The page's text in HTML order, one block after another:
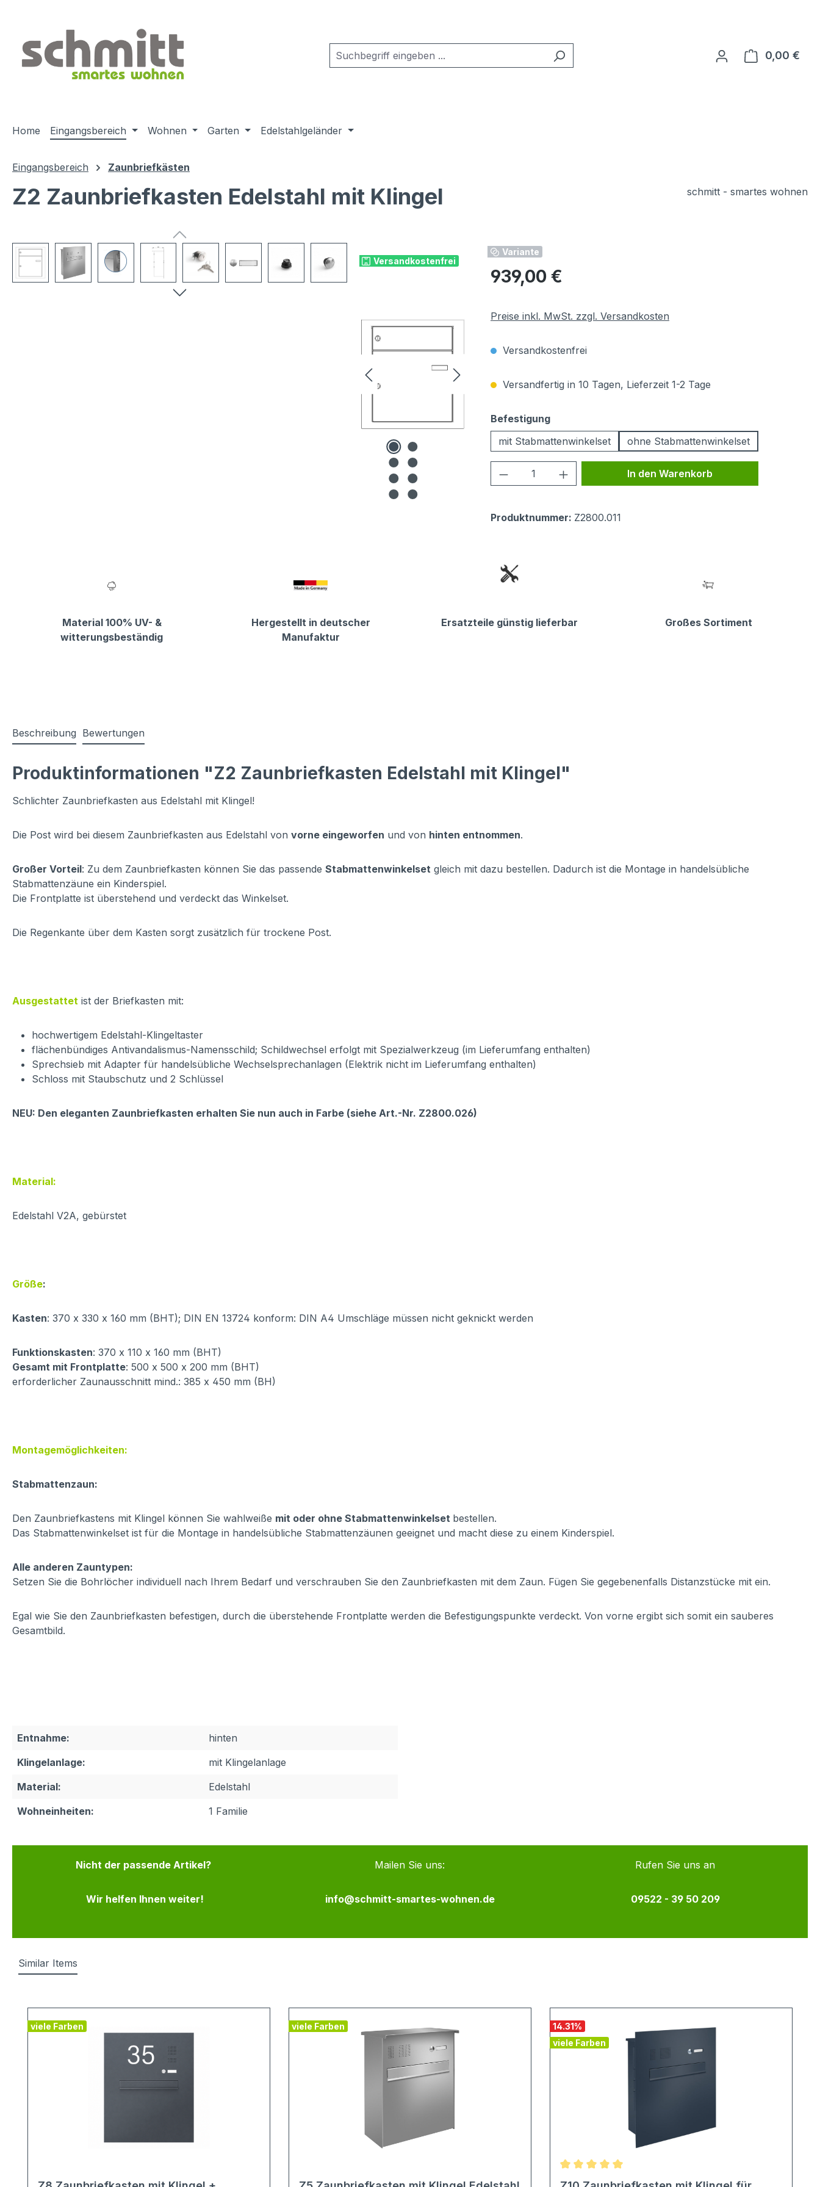
0,00 €
Home Eingangsbereich Wohnen Garten Edelstahlgeländer
Eingangsbereich Zaunbriefkästen
Z2 Zaunbriefkasten Edelstahl mit Klingel schmitt - smartes wohnen
Versandkostenfrei
Variante
Regulärer Preis:
939,00 €
Preise inkl. MwSt. zzgl. Versandkosten
Versandkostenfrei
Versandfertig in 10 Tagen, Lieferzeit 1-2 Tage
Befestigungauswählen
mit Stabmattenwinkelset
ohne Stabmattenwinkelset
Produkt Anzahl: Gib den gewünschten Wert
In den Warenkorb
Produktnummer: Z2800.011
Material 100% UV- &
witterungsbeständig
Hergestellt in deutscher
Manufaktur
Ersatzteile günstig lieferbar Großes Sortiment
Beschreibung Bewertungen
Produktinformationen "Z2 Zaunbriefkasten Edelstahl mit Klingel"
Schlichter Zaunbriefkasten aus Edelstahl mit Klingel!
Die Post wird bei diesem Zaunbriefkasten aus Edelstahl von vorne eingeworfen und von hinten entnommen.
Großer Vorteil: Zu dem Zaunbriefkasten können Sie das passende Stabmattenwinkelset gleich mit dazu bestellen. Dadurch ist die Montage in handelsübliche
Stabmattenzäune ein Kinderspiel.
Die Frontplatte ist überstehend und verdeckt das Winkelset.
Die Regenkante über dem Kasten sorgt zusätzlich für trockene Post.
Ausgestattet ist der Briefkasten mit:
hochwertigem Edelstahl-Klingeltaster
flächenbündiges Antivandalismus-Namensschild; Schildwechsel erfolgt mit Spezialwerkzeug (im Lieferumfang enthalten)
Sprechsieb mit Adapter für handelsübliche Wechselsprechanlagen (Elektrik nicht im Lieferumfang enthalten)
Schloss mit Staubschutz und 2 Schlüssel
NEU: Den eleganten Zaunbriefkasten erhalten Sie nun auch in Farbe (siehe Art.-Nr. Z2800.026)
Material:
Edelstahl V2A, gebürstet
Größe:
Kasten: 370 x 330 x 160 mm (BHT); DIN EN 13724 konform: DIN A4 Umschläge müssen nicht geknickt werden
Funktionskasten: 370 x 110 x 160 mm (BHT)
Gesamt mit Frontplatte: 500 x 500 x 200 mm (BHT)
erforderlicher Zaunausschnitt mind.: 385 x 450 mm (BH)
Montagemöglichkeiten:
Stabmattenzaun:
Den Zaunbriefkastens mit Klingel können Sie wahlweiße mit oder ohne Stabmattenwinkelset bestellen.
Das Stabmattenwinkelset ist für die Montage in handelsübliche Stabmattenzäunen geeignet und macht diese zu einem Kinderspiel.
Alle anderen Zauntypen:
Setzen Sie die Bohrlöcher individuell nach Ihrem Bedarf und verschrauben Sie den Zaunbriefkasten mit dem Zaun. Fügen Sie gegebenenfalls Distanzstücke mit ein.
Egal wie Sie den Zaunbriefkasten befestigen, durch die überstehende Frontplatte werden die Befestigungspunkte verdeckt. Von vorne ergibt sich somit ein sauberes
Gesamtbild.
Entnahme:
hinten
Klingelanlage:
mit Klingelanlage
Material:
Edelstahl
Wohneinheiten:
1 Familie
Nicht der passende Artikel?
Wir helfen Ihnen weiter!
Mailen Sie uns:
info@schmitt-smartes-wohnen.de
Rufen Sie uns an
09522 - 39 50 209
Similar Items
viele Farben viele Farben 14.31%
viele Farben
Durchschnittliche Bewertung von 5 von 5 Sternen